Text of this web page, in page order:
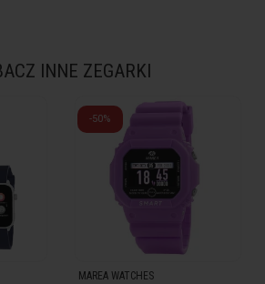
INNE ZEGARKI
-50%
MAREA WATCHES